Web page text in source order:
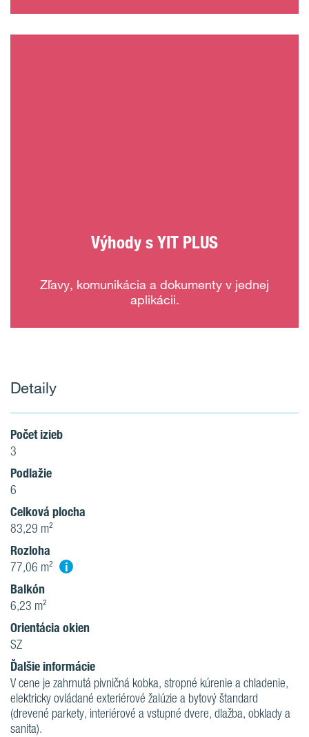
Výhody s YIT PLUS
Zľavy, komunikácia a dokumenty v jednej
aplikácii.
Detaily
Počet izieb
3
Podlažie
6
Celková plocha
83,29 m²
Rozloha
77,06 m² i
Balkón
6,23 m²
Orientácia okien
SZ
Ďalšie informácie
V cene je zahrnutá pivničná kobka, stropné kúrenie a chladenie,
elektricky ovládané exteriérové žalúzie a bytový štandard
(drevené parkety, interiérové a vstupné dvere, dlažba, obklady a
sanita).